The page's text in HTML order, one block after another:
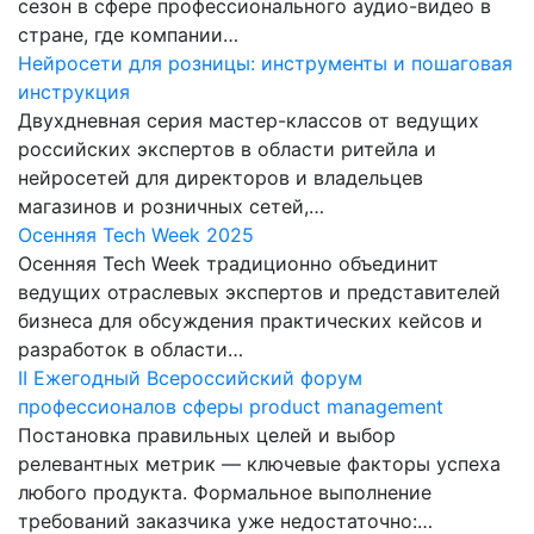
сезон в сфере профессионального аудио-видео в
стране, где компании…
Нейросети для розницы: инструменты и пошаговая
инструкция
Двухдневная серия мастер-классов от ведущих
российских экспертов в области ритейла и
нейросетей для директоров и владельцев
магазинов и розничных сетей,…
Осенняя Tech Week 2025
Осенняя Tech Week традиционно объединит
ведущих отраслевых экспертов и представителей
бизнеса для обсуждения практических кейсов и
разработок в области…
II Ежегодный Всероссийский форум
профессионалов сферы product management
Постановка правильных целей и выбор
релевантных метрик — ключевые факторы успеха
любого продукта. Формальное выполнение
требований заказчика уже недостаточно:…